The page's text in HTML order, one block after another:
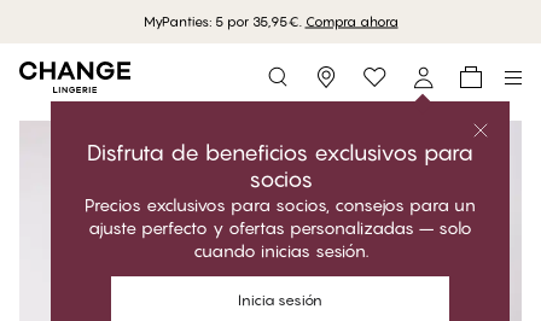
MyPanties: 5 por 35,95€. Compra ahora
Storefinder
Disfruta de beneficios exclusivos para
socios
Precios exclusivos para socios, consejos para un
ajuste perfecto y ofertas personalizadas – solo
cuando inicias sesión.
Inicia sesión